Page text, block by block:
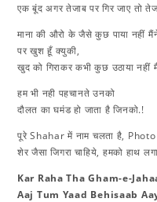
एक बूंद अगर तेजाब पर गिर जाए तो
माना की औरो के जैसे कुछ पाया नहीं
पर खुश हूँ क्युकी,
खुद को गिराकर कभी कुछ उठाया नहीं
हम भी नही पहचानते उनको
दौलत का घमंड हो जाता है जिनको.!
पूरे Shahar में नाम चलता है,
शेर जैसा जिगरा चाहिये, हमको हाथ
Kar Raha Tha Gham-e-
Aaj Tum Yaad Behisaab